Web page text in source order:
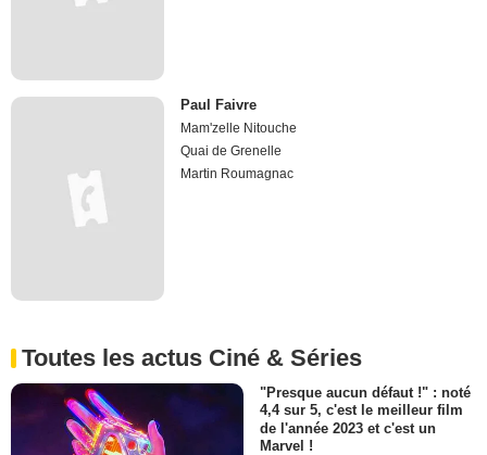
Paul Faivre
Mam'zelle Nitouche
Quai de Grenelle
Martin Roumagnac
Toutes les actus Ciné & Séries
"Presque aucun défaut !" : noté
4,4 sur 5, c'est le meilleur film
de l'année 2023 et c'est un
Marvel !